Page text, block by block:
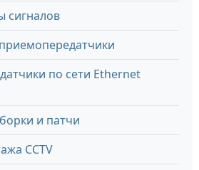
сигналов
по сети Ethernet
и патчи
CCTV